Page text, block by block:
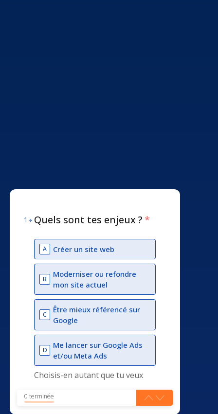
1 Quels sont tes enjeux ? *
A Créer un site web
B
Moderniser ou refondre
mon site actuel
C
Être mieux référencé sur
Google
D
Me lancer sur Google Ads
et/ou Meta Ads
Choisis-en autant que tu veux
0 terminée